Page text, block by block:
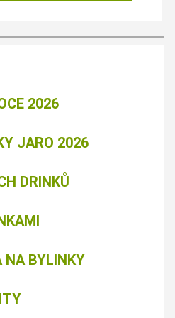
2026
JARO 2026
DRINKŮ
NA BYLINKY